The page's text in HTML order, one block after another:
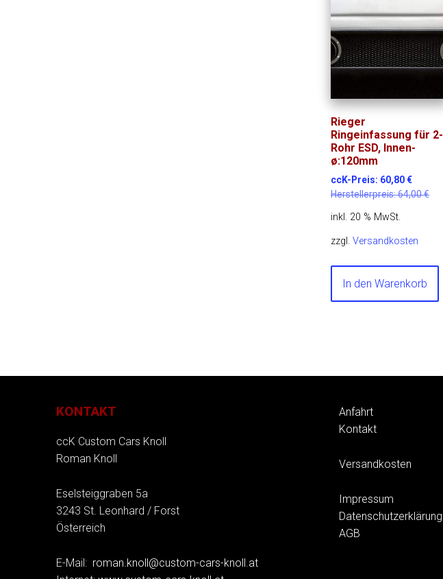
Rieger
Ringeinfassung für 2-
Rohr ESD, Innen-
ø:120mm
ccK-Preis: 60,80€
Herstellerpreis:64,00€
inkl. 20 % MwSt.
zzgl.Versandkosten
In den Warenkorb
KONTAKT
ccK Custom Cars Knoll
Roman Knoll
Eselsteiggraben 5a
3243 St. Leonhard / Forst
Österreich
E-Mail: roman.knoll@custom-cars-knoll.at
Anfahrt
Kontakt
Versandkosten
Impressum
Datenschutzerklärung
AGB